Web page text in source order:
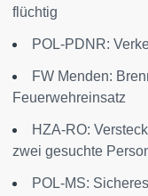
flüchtig
POL-PDNR:
FW Menden:
Feuerwehreinsatz
HZA-RO:
zwei gesuchte
POL-MS: